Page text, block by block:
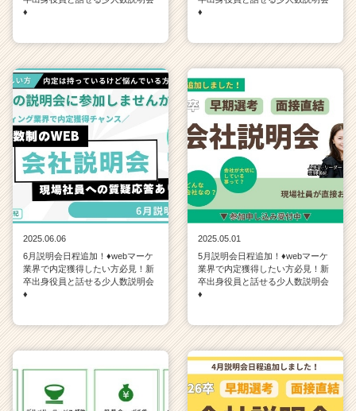
♦
♦
2025.06.06
6月説明会日程追加！♦webマーケ
業界で内定獲得したい方必見！新
卒出身役員と話せる少人数説明会
♦
2025.05.01
5月説明会日程追加！♦webマーケ
業界で内定獲得したい方必見！新
卒出身役員と話せる少人数説明会
♦